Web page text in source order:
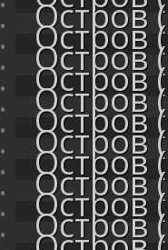
Остров
Остров
Остров
Остров
Остров
Остров
Остров
Остров
Остров
Остров
Остров